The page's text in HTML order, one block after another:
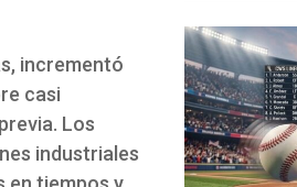
incrementó
casi
Los
industriales